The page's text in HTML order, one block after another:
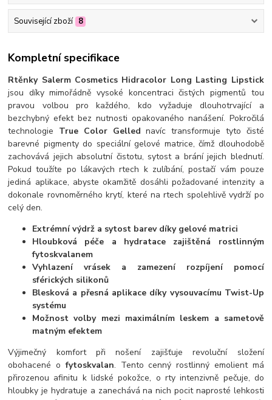
Související zboží 8
Kompletní specifikace
Rtěnky Salerm Cosmetics Hidracolor Long Lasting Lipstick
jsou díky mimořádně vysoké koncentraci čistých pigmentů tou
pravou volbou pro každého, kdo vyžaduje dlouhotrvající a
bezchybný efekt bez nutnosti opakovaného nanášení. Pokročilá
technologie True Color Gelled navíc transformuje tyto čisté
barevné pigmenty do speciální gelové matrice, čímž dlouhodobě
zachovává jejich absolutní čistotu, sytost a brání jejich blednutí.
Pokud toužíte po lákavých rtech k zulíbání, postačí vám pouze
jediná aplikace, abyste okamžitě dosáhli požadované intenzity a
dokonale rovnoměrného krytí, které na rtech spolehlivě vydrží po
celý den.
Extrémní výdrž a sytost barev díky gelové matrici
Hloubková péče a hydratace zajištěná rostlinným
fytoskvalanem
Vyhlazení vrásek a zamezení rozpíjení pomocí
sférických silikonů
Blesková a přesná aplikace díky vysouvacímu Twist-Up
systému
Možnost volby mezi maximálním leskem a sametově
matným efektem
Výjimečný komfort při nošení zajišťuje revoluční složení
obohacené ofytoskvalan. Tento cenný rostlinný emolient má
přirozenou afinitu k lidské pokožce, o rty intenzivně pečuje, do
hloubky je hydratuje a zanechává na nich pocit naprosté lehkosti